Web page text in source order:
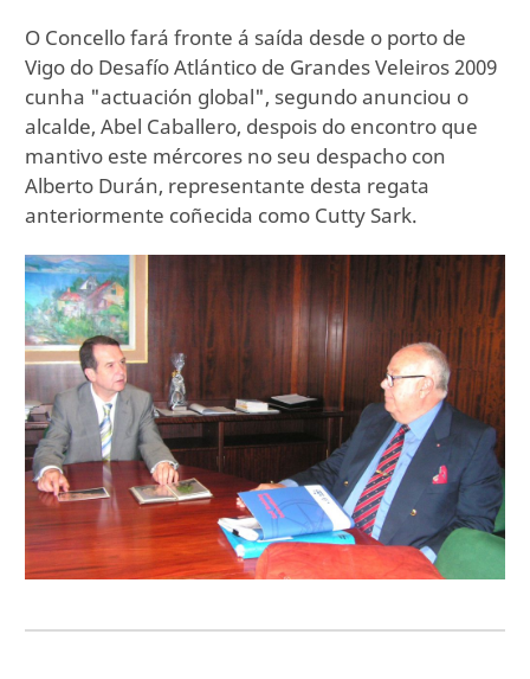
O Concello fará fronte á saída desde o porto de
Vigo do Desafío Atlántico de Grandes Veleiros 2009
cunha "actuación global", segundo anunciou o
alcalde, Abel Caballero, despois do encontro que
mantivo este mércores no seu despacho con
Alberto Durán, representante desta regata
anteriormente coñecida como Cutty Sark.